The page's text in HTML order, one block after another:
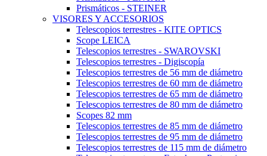
Prismáticos - STEINER
VISORES Y ACCESORIOS
Telescopios terrestres - KITE OPTICS
Scope LEICA
Telescopios terrestres - SWAROVSKI
Telescopios terrestres - Digiscopía
Telescopios terrestres de 56 mm de diámetro
Telescopios terrestres de 60 mm de diámetro
Telescopios terrestres de 65 mm de diámetro
Telescopios terrestres de 80 mm de diámetro
Scopes 82 mm
Telescopios terrestres de 85 mm de diámetro
Telescopios terrestres de 95 mm de diámetro
Telescopios terrestres de 115 mm de diámetro